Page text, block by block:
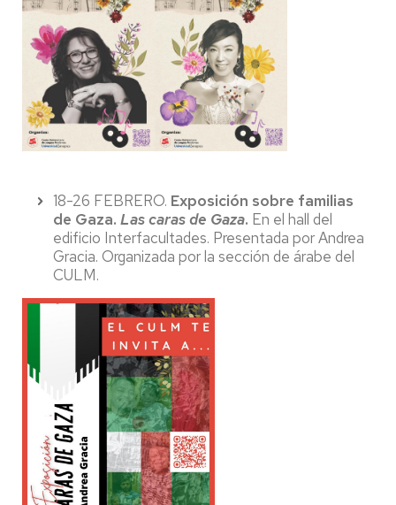
18-26 FEBRERO. Exposición sobre familias
de Gaza. Las caras de Gaza. En el hall del
edificio Interfacultades. Presentada por Andrea
Gracia. Organizada por la sección de árabe del
CULM.